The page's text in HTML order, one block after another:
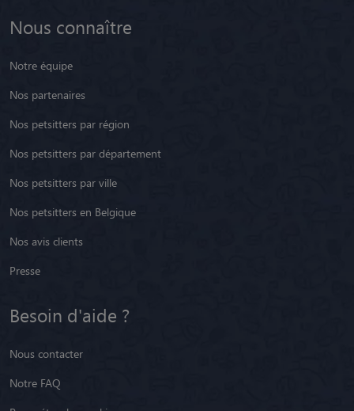
Nous connaître
Notre équipe
Nos partenaires
Nos petsitters par région
Nos petsitters par département
Nos petsitters par ville
Nos petsitters en Belgique
Nos avis clients
Presse
Besoin d'aide ?
Nous contacter
Notre FAQ